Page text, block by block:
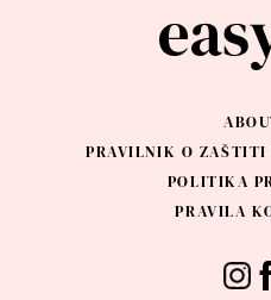
PRAVILNIK O ZAŠTITI
POLITIKA
PRAVILA